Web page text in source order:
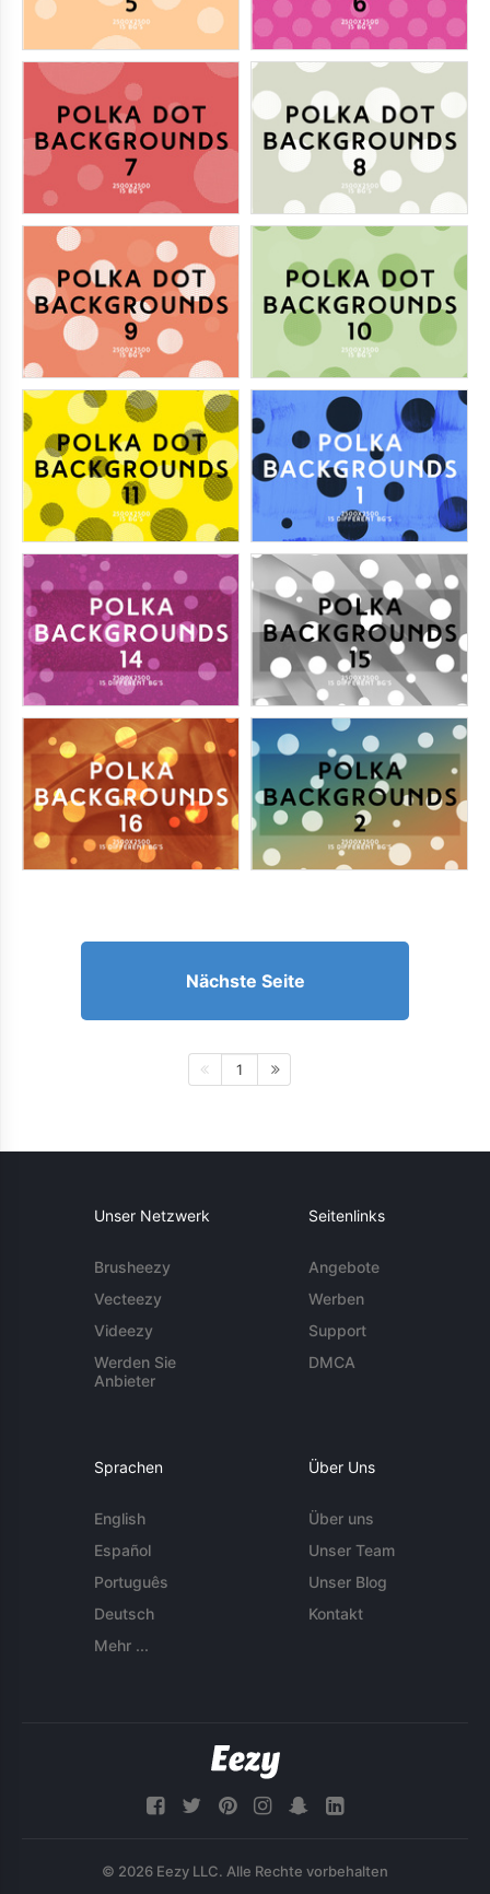
Nächste Seite
1
Unser Netzwerk
Brusheezy
Vecteezy
Videezy
Werden Sie
Anbieter
Seitenlinks
Angebote
Werben
Support
DMCA
Sprachen
English
Español
Português
Deutsch
Mehr ...
Über Uns
Über uns
Unser Team
Unser Blog
Kontakt
© 2026 Eezy LLC. Alle Rechte vorbehalten